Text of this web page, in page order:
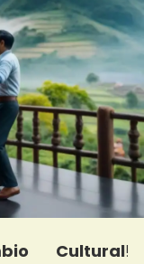
Cultural!